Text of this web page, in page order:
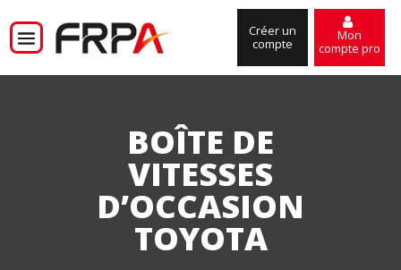
Créer un
compte
Mon
compte pro
BOÎTE DE
VITESSES
D’OCCASION
TOYOTA